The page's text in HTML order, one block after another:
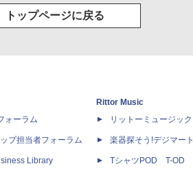
トップページに戻る
ォーラム
プ担当者フォーラム
Library
Rittor Music
リットーミュージック
楽器探そう!デジマート
TシャツPOD T-OD